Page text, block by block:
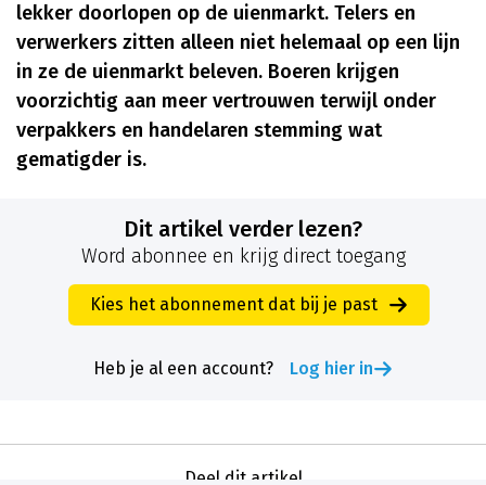
lekker doorlopen op de uienmarkt. Telers en
verwerkers zitten alleen niet helemaal op een lijn
in ze de uienmarkt beleven. Boeren krijgen
voorzichtig aan meer vertrouwen terwijl onder
verpakkers en handelaren stemming wat
gematigder is.
Dit artikel verder lezen?
Word abonnee en krijg direct toegang
Kies het abonnement dat bij je past
Heb je al een account? Log hier in
Deel dit artikel